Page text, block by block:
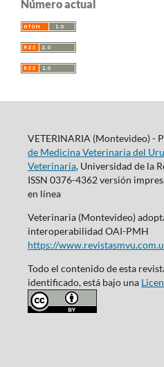
Número actual
VETERINARIA (Montevideo) -
de Medicina Veterinaria del
Veterinaria, Universidad de la
ISSN 0376-4362 versión
en línea
Veterinaria (Montevideo)
interoperabilidad OAI-PMH
https://
Todo el contenido de esta
identificado, está bajo una